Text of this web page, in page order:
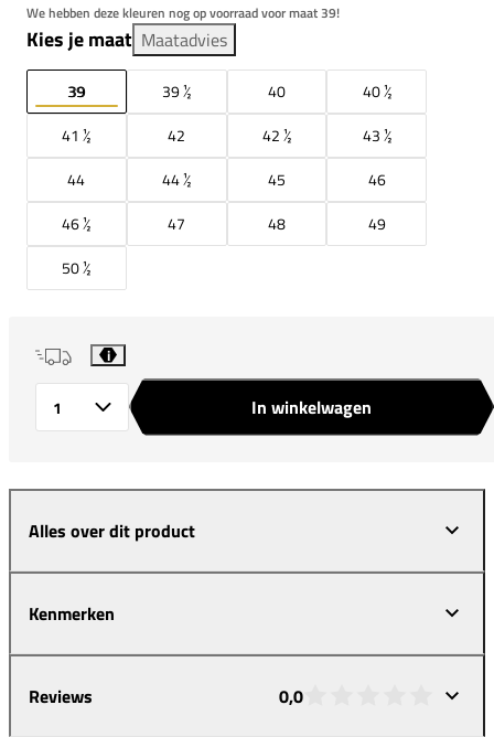
We hebben deze kleuren nog op voorraad voor maat 39!
Kies je maat Maatadvies
39 39 ½ 40
40 ½
41 ½
42 42 ½
43 ½
44
44 ½ 45
46
46 ½
47 48
49
50 ½
i
In winkelwagen
Alles over dit product
Kenmerken
Reviews 0,0